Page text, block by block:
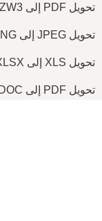
تحويل PDF إلى AZW3
تحويل JPEG إلى PNG
تحويل XLS إلى XLSX
تحويل PDF إلى DOC